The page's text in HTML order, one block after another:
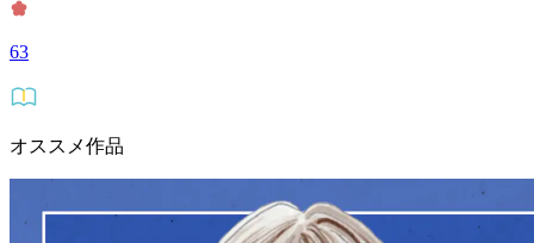
63
オススメ作品